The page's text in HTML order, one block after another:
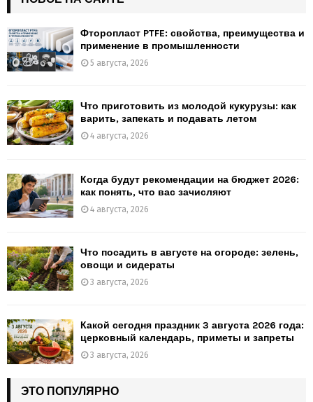
Фторопласт PTFE: свойства, преимущества и
применение в промышленности
5 августа, 2026
Что приготовить из молодой кукурузы: как
варить, запекать и подавать летом
4 августа, 2026
Когда будут рекомендации на бюджет 2026:
как понять, что вас зачисляют
4 августа, 2026
Что посадить в августе на огороде: зелень,
овощи и сидераты
3 августа, 2026
Какой сегодня праздник 3 августа 2026 года:
церковный календарь, приметы и запреты
3 августа, 2026
ЭТО ПОПУЛЯРНО